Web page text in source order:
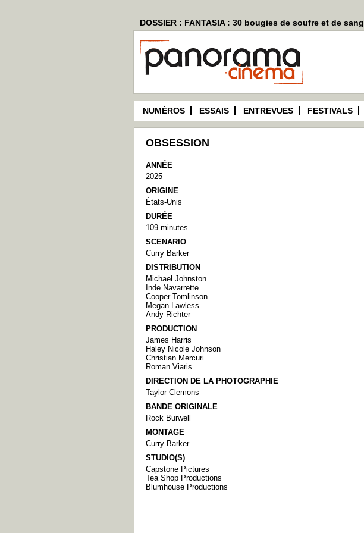
DOSSIER : FANTASIA : 30 bougies de soufre et de sang
NUMÉROS ESSAIS ENTREVUES FESTIVALS
OBSESSION
ANNÉE
2025
ORIGINE
États-Unis
DURÉE
109 minutes
SCENARIO
Curry Barker
DISTRIBUTION
Michael Johnston
Inde Navarrette
Cooper Tomlinson
Megan Lawless
Andy Richter
PRODUCTION
James Harris
Haley Nicole Johnson
Christian Mercuri
Roman Viaris
DIRECTION DE LA PHOTOGRAPHIE
Taylor Clemons
BANDE ORIGINALE
Rock Burwell
MONTAGE
Curry Barker
STUDIO(S)
Capstone Pictures
Tea Shop Productions
Blumhouse Productions